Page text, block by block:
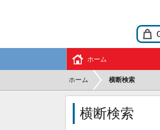
ホーム
ホーム 横断検索
横断検索